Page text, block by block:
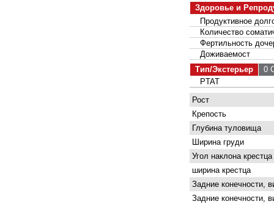
Здоровье и
Продуктивное
Количество
Фертильность
Доживаемост
Тип/Экстерьер
0
PTAT
Рост
Крепость
Глубина туловища
Ширина груди
Угол наклона крестца
ширина крестца
Задние конечности,
Задние конечности,